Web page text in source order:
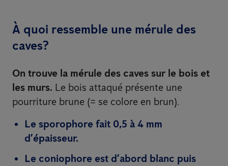
À quoi ressemble une mérule des
caves?
On trouve la mérule des caves sur le bois et
les murs. Le bois attaqué présente une
pourriture brune (= se colore en brun).
Le sporophore fait 0,5 à 4 mm
d’épaisseur.
Le coniophore est d’abord blanc puis